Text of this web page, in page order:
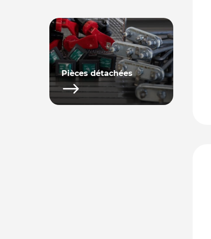
Pièces détachées